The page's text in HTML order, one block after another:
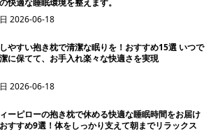
快適な睡眠環境を整えます。
2026-06-18
やすい抱き枕で清潔な眠りを！おすすめ15選 いつで
に保てて、お手入れ楽々な快適さを実現
2026-06-18
ーピローの抱き枕で休める快適な睡眠時間をお届け
すすめ9選！体をしっかり支えて朝までリラックス